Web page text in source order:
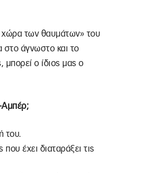
χώρα των θαυμάτων» του
στο άγνωστο και το
ο ίδιος μας ο
Αμπέρ;
του.
έχει διαταράξει τις